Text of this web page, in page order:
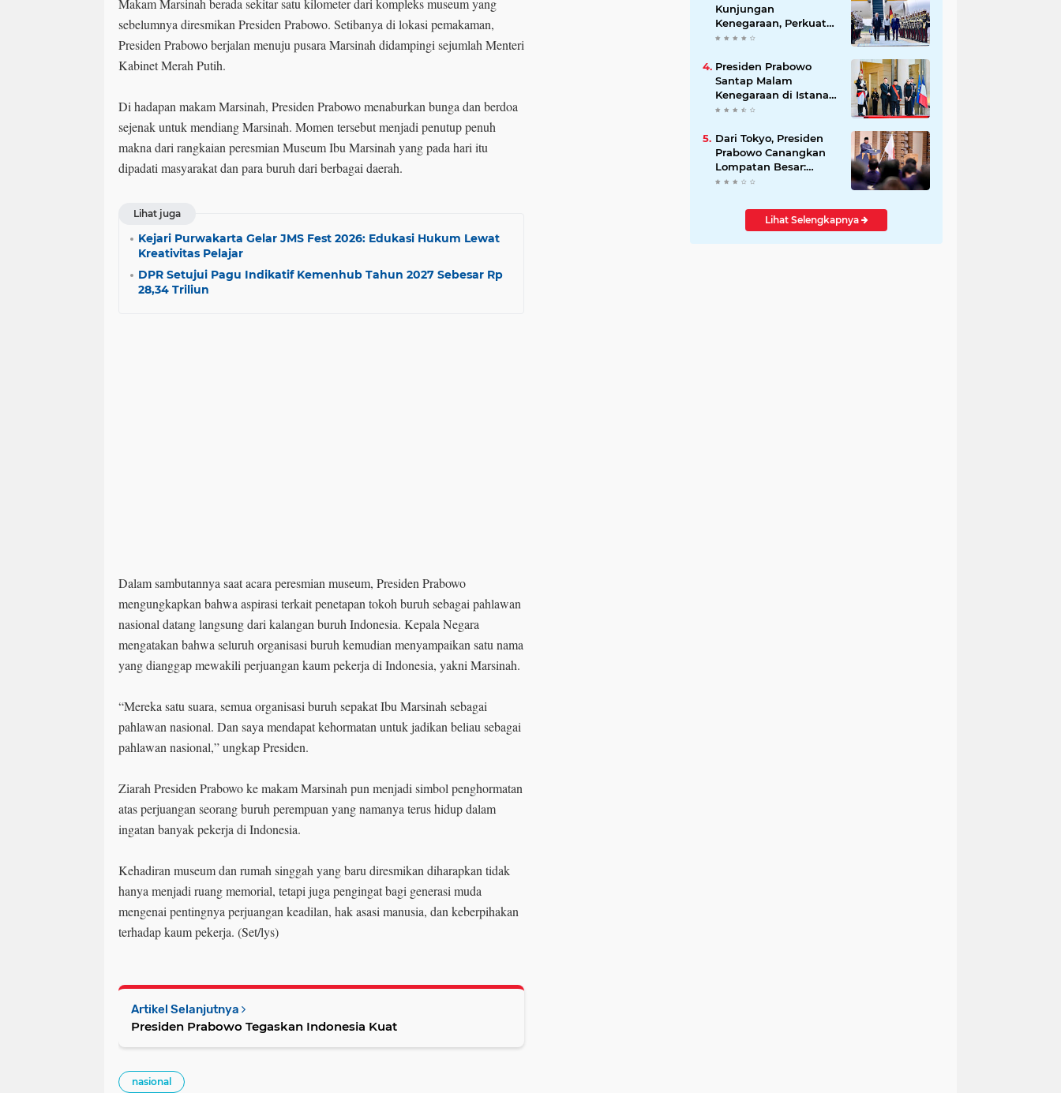
Makam Marsinah berada sekitar satu kilometer dari kompleks museum yang
sebelumnya diresmikan Presiden Prabowo. Setibanya di lokasi pemakaman,
Presiden Prabowo berjalan menuju pusara Marsinah didampingi sejumlah Menteri
Kabinet Merah Putih.
Di hadapan makam Marsinah, Presiden Prabowo menaburkan bunga dan berdoa
sejenak untuk mendiang Marsinah. Momen tersebut menjadi penutup penuh
makna dari rangkaian peresmian Museum Ibu Marsinah yang pada hari itu
dipadati masyarakat dan para buruh dari berbagai daerah.
Lihat juga
Kejari Purwakarta Gelar JMS Fest 2026: Edukasi Hukum Lewat
Kreativitas Pelajar
DPR Setujui Pagu Indikatif Kemenhub Tahun 2027 Sebesar Rp
28,34 Triliun
Dalam sambutannya saat acara peresmian museum, Presiden Prabowo
mengungkapkan bahwa aspirasi terkait penetapan tokoh buruh sebagai pahlawan
nasional datang langsung dari kalangan buruh Indonesia. Kepala Negara
mengatakan bahwa seluruh organisasi buruh kemudian menyampaikan satu nama
yang dianggap mewakili perjuangan kaum pekerja di Indonesia, yakni Marsinah.
“Mereka satu suara, semua organisasi buruh sepakat Ibu Marsinah sebagai
pahlawan nasional. Dan saya mendapat kehormatan untuk jadikan beliau sebagai
pahlawan nasional,” ungkap Presiden.
Ziarah Presiden Prabowo ke makam Marsinah pun menjadi simbol penghormatan
atas perjuangan seorang buruh perempuan yang namanya terus hidup dalam
ingatan banyak pekerja di Indonesia.
Kehadiran museum dan rumah singgah yang baru diresmikan diharapkan tidak
hanya menjadi ruang memorial, tetapi juga pengingat bagi generasi muda
mengenai pentingnya perjuangan keadilan, hak asasi manusia, dan keberpihakan
terhadap kaum pekerja. (Set/lys)
Artikel Selanjutnya
Presiden Prabowo Tegaskan Indonesia Kuat
nasional
Kunjungan
Kenegaraan, Perkuat
Kemitraan Strategis
Presiden Prabowo
Santap Malam
Kenegaraan di Istana
Élysée Paris
Dari Tokyo, Presiden
Prabowo Canangkan
Lompatan Besar:
Energi Hijau, Hilirisasi,
Ekonomi
Lihat Selengkapnya